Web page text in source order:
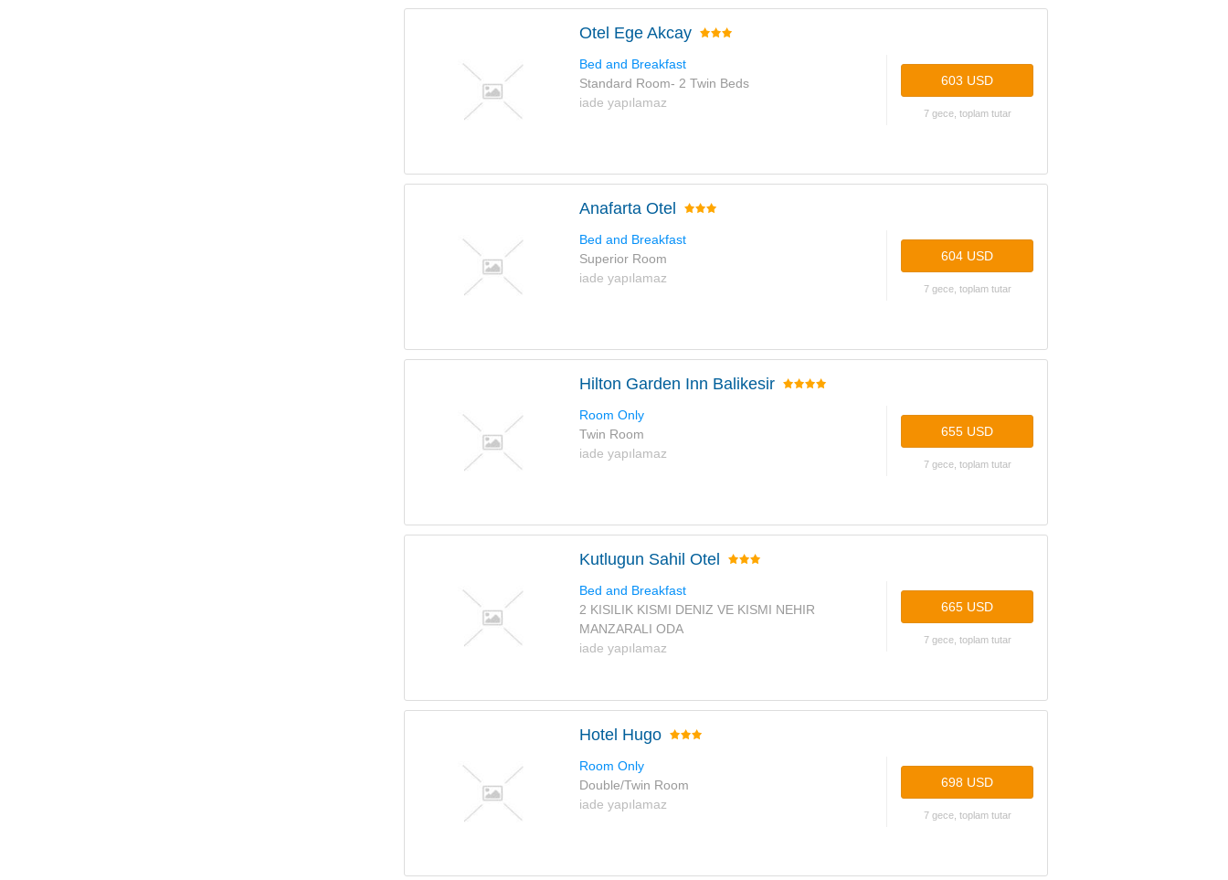
Otel Ege Akcay
Bed and Breakfast
Standard Room- 2 Twin Beds
iade yapılamaz
603 USD
7 gece, toplam tutar
Anafarta Otel
Bed and Breakfast
Superior Room
iade yapılamaz
604 USD
7 gece, toplam tutar
Hilton Garden Inn Balikesir
Room Only
Twin Room
iade yapılamaz
655 USD
7 gece, toplam tutar
Kutlugun Sahil Otel
Bed and Breakfast
2 KISILIK KISMI DENIZ VE KISMI NEHIR
MANZARALI ODA
iade yapılamaz
665 USD
7 gece, toplam tutar
Hotel Hugo
Room Only
Double/Twin Room
iade yapılamaz
698 USD
7 gece, toplam tutar